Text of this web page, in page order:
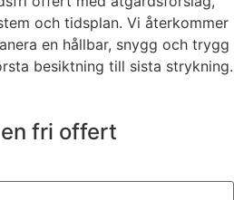
och tidsplan. Vi återkommer
en hållbar, snygg och trygg
besiktning till sista strykning.
fri offert